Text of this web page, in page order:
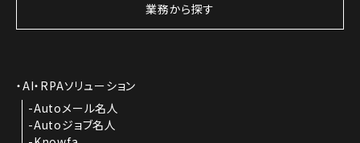
業務から探す
AI・RPAソリューション
Autoメール名人
Autoジョブ名人